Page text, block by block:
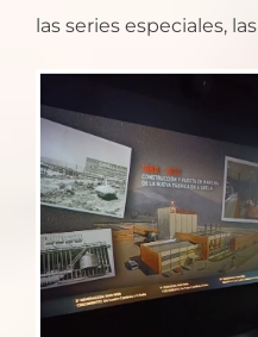
las series especiales,